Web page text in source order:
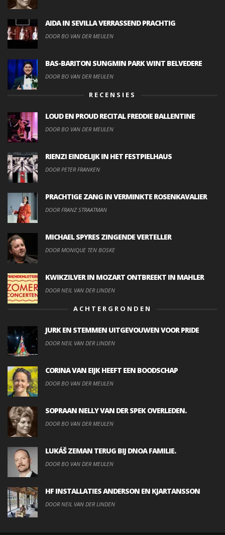
AIDA IN SEVILLA VERRASSEND PRACHTIG
DOOR BO VAN DER MEULEN
BAS-BARITON SUNGMIN PARK WINT BELVEDERE
DOOR BO VAN DER MEULEN
RECENSIES
LOUD EN PROUD RECITAL FREDDIE BALLENTINE
DOOR BO VAN DER MEULEN
RIENZI EINDELIJK IN HET FESTPIELHAUS
DOOR PETER FRANKEN
PRACHTIGE ZANG IN VERMINKTE ROSENKAVALIER
DOOR FRANZ STRAATMAN
MICHAEL SPYRES ZINGENDE VERTELLER
DOOR MONIQUE TEN BOSKE
KWIKZILVER IN MOZART ONTBREEKT IN MAHLER
DOOR NEIL VAN DER LINDEN
ACHTERGRONDEN
JURK EN STEMMEN UITGEVOUWEN VOOR PRIDE
DOOR NEIL VAN DER LINDEN
CORINA VAN EIJK HEEFT EEN BOODSCHAP
DOOR BO VAN DER MEULEN
SOPRAAN NELLY VAN DER SPEK OVERLEDEN.
DOOR BO VAN DER MEULEN
LUKÁŠ ZEMAN TERUG BIJ DNOA FAMILIE.
DOOR BO VAN DER MEULEN
HF INSTALLATIES ANDERSON EN KJARTANSSON
DOOR NEIL VAN DER LINDEN